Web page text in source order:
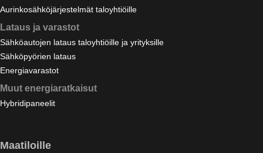
Aurinkosähköjärjestelmät taloyhtiöille
Lataus ja varastot
Sähköautojen lataus taloyhtiöille ja yrityksille
Sähköpyörien lataus
Energiavarastot
Muut energiaratkaisut
Hybridipaneelit
Maatiloille